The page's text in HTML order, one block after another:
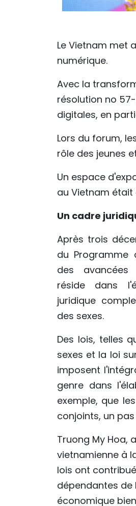
Le Vietnam met
numérique.
Avec la
résolution no
digitales, en
Lors du forum,
rôle des jeunes
Un espace
au Vietnam
Un cadre
Après trois
du Programme
des avancées
réside dans
juridique
des sexes.
Des lois, telles
sexes et la loi
imposent
genre dans
exemple, que
conjoints, un
Truong My Hoa,
vietnamienne à
lois ont
dépendantes de
économique